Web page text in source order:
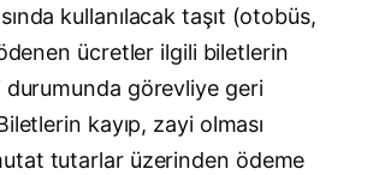
kullanılacak taşıt (otobüs,
ücretler ilgili biletlerin
durumunda görevliye geri
kayıp, zayi olması
tutarlar üzerinden ödeme